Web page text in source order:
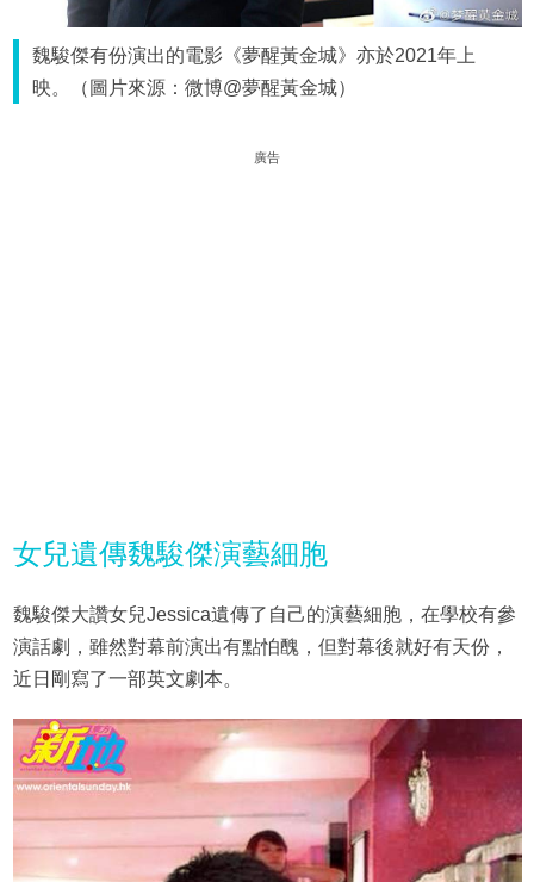
魏駿傑有份演出的電影《夢醒黃金城》亦於2021年上
映。（圖片來源：微博@夢醒黃金城）
廣告
女兒遺傳魏駿傑演藝細胞
魏駿傑大讚女兒Jessica遺傳了自己的演藝細胞，在學校有參
演話劇，雖然對幕前演出有點怕醜，但對幕後就好有天份，
近日剛寫了一部英文劇本。